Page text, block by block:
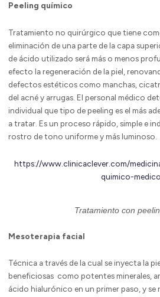
Peeling químico
Tratamiento no quirúrgico que tiene
eliminación de una parte de la capa
de ácido utilizado será más o menos
efecto la regeneración de la piel,
defectos estéticos como manchas,
del acné y arrugas. El personal médico
individual que tipo de peeling es el más
a tratar. Es un proceso rápido, simple e
rostro de tono uniforme y más luminoso.
https://www.clinicaclever.com/
quimico-
Tratamiento con
Mesoterapia facial
Técnica a través de la cual se inyecta la
beneficiosas como potentes minerales,
ácido hialurónico en un primer paso, y se